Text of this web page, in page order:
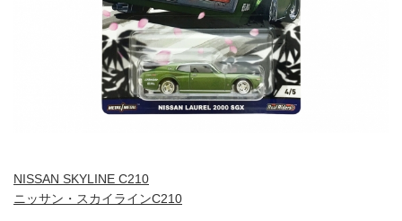
NISSAN SKYLINE C210
ニッサン・スカイラインC210